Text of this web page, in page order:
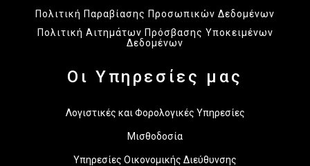
Πολιτική Παραβίασης Προσωπικών Δεδομένων
Πολιτική Αιτημάτων Πρόσβασης Υποκειμένων
Δεδομένων
Οι Υπηρεσίες μας
Λογιστικές και Φορολογικές Υπηρεσίες
Μισθοδοσία
Υπηρεσίες Οικονομικής Διεύθυνσης